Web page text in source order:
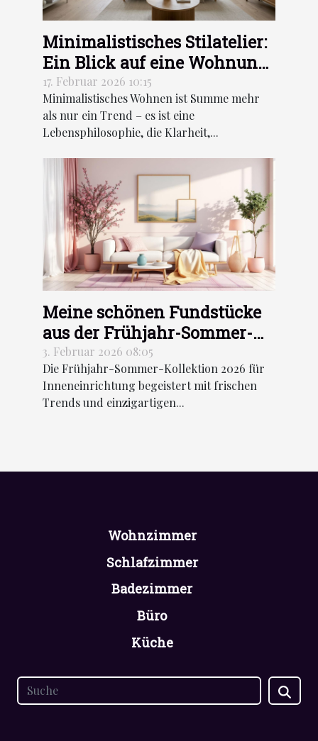
Minimalistisches Stilatelier:
Ein Blick auf eine Wohnung
in Stockholm
17. Februar 2026 10:15
Minimalistisches Wohnen ist Summe mehr
als nur ein Trend – es ist eine
Lebensphilosophie, die Klarheit,...
Meine schönen Fundstücke
aus der Frühjahr-Sommer-
Kollektion für
Inneneinrichtung 2026
3. Februar 2026 08:05
Die Frühjahr-Sommer-Kollektion 2026 für
Inneneinrichtung begeistert mit frischen
Trends und einzigartigen...
Wohnzimmer
Schlafzimmer
Badezimmer
Büro
Küche